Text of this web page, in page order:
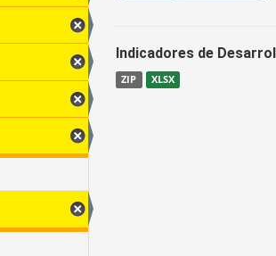
Indicadores de
ZIP XLSX